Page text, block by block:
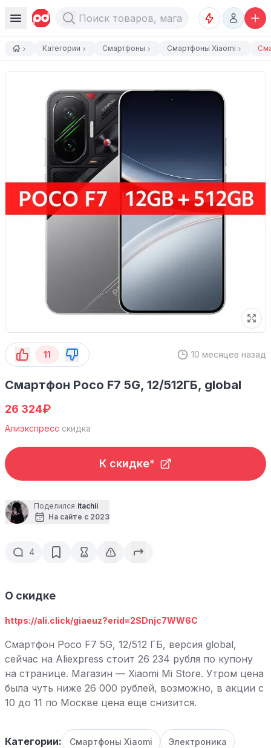
Категории Смартфоны Смартфоны Xiaomi
11 10 месяцев назад
Смартфон Poco F7 5G, 12/512ГБ, global
26 324₽
Алиэкспресс скидка
К скидке*
Поделился itachii
На сайте с 2023
4
О скидке
https://ali.click/giaeuz?erid=2SDnjc7WW6C
Смартфон Poco F7 5G, 12/512 ГБ, версия global,
сейчас на Aliexpress стоит 26 234 рубля по купону
на странице. Магазин — Xiaomi Mi Store. Утром цена
была чуть ниже 26 000 рублей, возможно, в акции с
10 до 11 по Москве цена еще снизится.
Категории: Смартфоны Xiaomi Электроника